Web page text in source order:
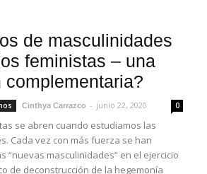
de masculinidades
feministas – una
complementaria?
Cinthya Carrazco - junio 22, 2020 0
se abren cuando estudiamos las
Cada vez con más fuerza se han
“nuevas masculinidades” en el ejercicio
de deconstrucción de la hegemonía